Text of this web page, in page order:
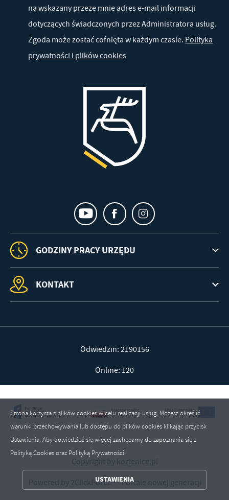
na wskazany przeze mnie adres e-mail informacji
dotyczących świadczonych przez Administratora usług.
Zgoda może zostać cofnięta w każdym czasie. Polityka
prywatności i plików cookies
GODZINY PRACY URZĘDU
KONTAKT
Odwiedzin: 2190156
Online: 120
2ClickPortal®- Portale nowej generacji
Strona korzysta z plików cookies w celu realizacji usług. Możesz określić
warunki przechowywania lub dostępu do plików cookies klikając przycisk
Ustawienia. Aby dowiedzieć się więcej zachęcamy do zapoznania się z
Polityką Cookies oraz Polityką Prywatności.
USTAWIENIA